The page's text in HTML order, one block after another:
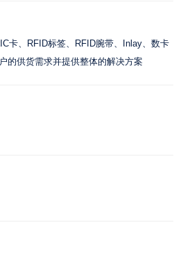
卡、RFID标签、RFID腕带、Inlay、数卡
的供货需求并提供整体的解决方案